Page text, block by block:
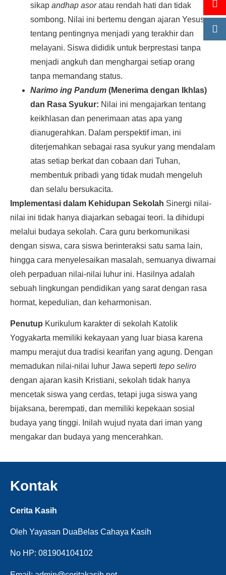
sikap andhap asoratau rendah hati dan tidak
sombong. Nilai ini bertemu dengan ajaran Yesus
tentang pentingnya menjadi yang terakhir dan
melayani. Siswa dididik untuk berprestasi tanpa
menjadi angkuh dan menghargai setiap orang
tanpa memandang status.
Narimo ing Pandum (Menerima dengan Ikhlas)
dan Rasa Syukur: Nilai ini mengajarkan tentang
keikhlasan dan penerimaan atas apa yang
dianugerahkan. Dalam perspektif iman, ini
diterjemahkan sebagai rasa syukur yang mendalam
atas setiap berkat dan cobaan dari Tuhan,
membentuk pribadi yang tidak mudah mengeluh
dan selalu bersukacita.
Implementasi dalam Kehidupan Sekolah Sinergi nilai-
nilai ini tidak hanya diajarkan sebagai teori. Ia dihidupi
melalui budaya sekolah. Cara guru berkomunikasi
dengan siswa, cara siswa berinteraksi satu sama lain,
hingga cara menyelesaikan masalah, semuanya diwarnai
oleh perpaduan nilai-nilai luhur ini. Hasilnya adalah
sebuah lingkungan pendidikan yang sarat dengan rasa
hormat, kepedulian, dan keharmonisan.
Penutup Kurikulum karakter di sekolah Katolik
Yogyakarta memiliki kekayaan yang luar biasa karena
mampu merajut dua tradisi kearifan yang agung. Dengan
memadukan nilai-nilai luhur Jawa seperti tepo seliro
dengan ajaran kasih Kristiani, sekolah tidak hanya
mencetak siswa yang cerdas, tetapi juga siswa yang
bijaksana, berempati, dan memiliki kepekaan sosial
budaya yang tinggi. Inilah wujud nyata dari iman yang
mengakar dan budaya yang mencerahkan.
Kontak
Cerita Kasih
Oleh Yayasan DuaBelas Cahaya Kasih
No HP: 081904104102